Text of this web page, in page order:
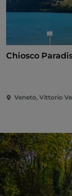
Chiosco
Veneto, Vittorio